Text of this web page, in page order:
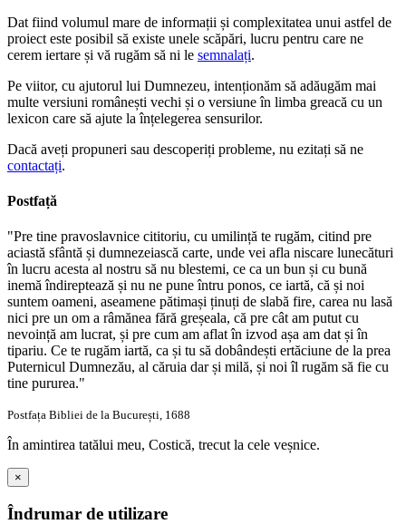
Dat fiind volumul mare de informații și complexitatea unui astfel de
proiect este posibil să existe unele scăpări, lucru pentru care ne
cerem iertare și vă rugăm să ni le semnalați.
Pe viitor, cu ajutorul lui Dumnezeu, intenționăm să adăugăm mai
multe versiuni românești vechi și o versiune în limba greacă cu un
lexicon care să ajute la înțelegerea sensurilor.
Dacă aveți propuneri sau descoperiți probleme, nu ezitați să ne
contactați.
Postfață
"Pre tine pravoslavnice cititoriu, cu umilință te rugăm, citind pre
aciastă sfântă și dumnezeiască carte, unde vei afla niscare lunecături
în lucru acesta al nostru să nu blestemi, ce ca un bun și cu bună
inemă îndireptează și nu ne pune întru ponos, ce iartă, că și noi
suntem oameni, aseamene pătimași ținuți de slabă fire, carea nu lasă
nici pre un om a râmănea fără greșeala, că pre cât am putut cu
nevoință am lucrat, și pre cum am aflat în izvod așa am dat și în
tipariu. Ce te rugăm iartă, ca și tu să dobândești ertăciune de la prea
Puternicul Dumnezău, al căruia dar și milă, și noi îl rugăm să fie cu
tine pururea."
Postfața Bibliei de la București, 1688
În amintirea tatălui meu, Costică, trecut la cele veșnice.
×
Îndrumar de utilizare